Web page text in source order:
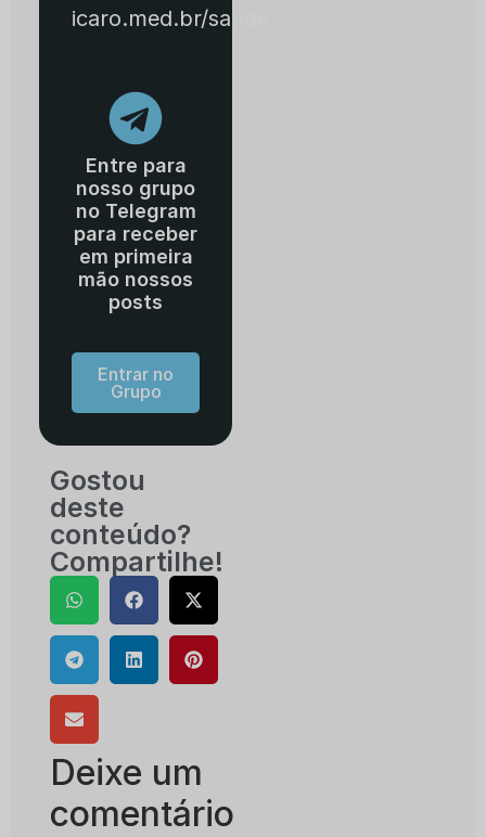
icaro.med.br/saude
Entre para
nosso grupo
no Telegram
para receber
em primeira
mão nossos
posts
Entrar no
Grupo
Gostou
deste
conteúdo?
Compartilhe!
Deixe um
comentário